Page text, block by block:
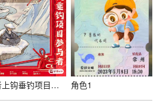
愿者上钩垂钓项目参与者 角色1